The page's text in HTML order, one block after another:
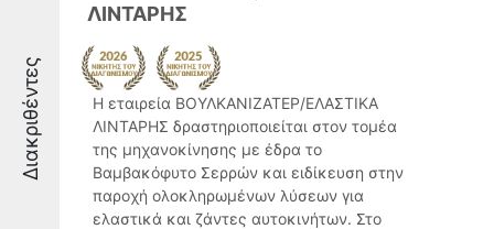
Διακριθέντες
ΛΙΝΤΑΡΗΣ
Η εταιρεία ΒΟΥΛΚΑΝΙΖΑΤΕΡ/ΕΛΑΣΤΙΚΑ
ΛΙΝΤΑΡΗΣ δραστηριοποιείται στον τομέα
της μηχανοκίνησης με έδρα το
Βαμβακόφυτο Σερρών και ειδίκευση στην
παροχή ολοκληρωμένων λύσεων για
ελαστικά και ζάντες αυτοκινήτων. Στο